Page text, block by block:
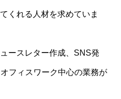
くれる人材を求めていま
ースレター作成、SNS発
フィスワーク中心の業務が